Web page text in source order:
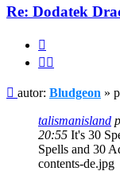
Re: Dodatek
Post
autor: Bludgeon »
talismanisland
20:55 It's 30
Spells and 30
contents-de.jpg